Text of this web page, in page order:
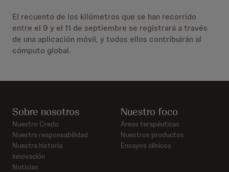
El recuento de los kilómetros que se han recorrido
entre el 9 y el 11 de septiembre se registrará a través
de una aplicación móvil, y todos ellos contribuirán al
cómputo global.
Sobre nosotros
Nuestro Credo
Nuestra responsabilidad
Nuestra historia
Innovación
Noticias
Nuestro foco
Áreas terapéuticas
Nuestros productos
Ensayos clínicos